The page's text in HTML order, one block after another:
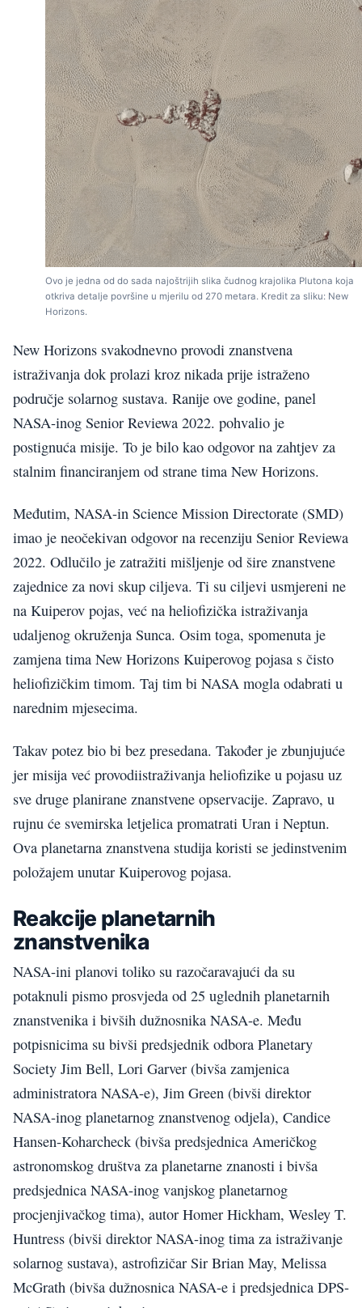
Ovo je jedna od do sada najoštrijih slika čudnog krajolika Plutona koja
otkriva detalje površine u mjerilu od 270 metara. Kredit za sliku: New
Horizons.
New Horizons svakodnevno provodi znanstvena
istraživanja dok prolazi kroz nikada prije istraženo
područje solarnog sustava. Ranije ove godine, panel
NASA-inog Senior Reviewa 2022. pohvalio je
postignuća misije. To je bilo kao odgovor na zahtjev za
stalnim financiranjem od strane tima New Horizons.
Međutim, NASA-in Science Mission Directorate (SMD)
imao je neočekivan odgovor na recenziju Senior Reviewa
2022. Odlučilo je zatražiti mišljenje od šire znanstvene
zajednice za novi skup ciljeva. Ti su ciljevi usmjereni ne
na Kuiperov pojas, već na heliofizička istraživanja
udaljenog okruženja Sunca. Osim toga, spomenuta je
zamjena tima New Horizons Kuiperovog pojasa s čisto
heliofizičkim timom. Taj tim bi NASA mogla odabrati u
narednim mjesecima.
Takav potez bio bi bez presedana. Također je zbunjujuće
jer misija već provodiistraživanja heliofizike u pojasu uz
sve druge planirane znanstvene opservacije. Zapravo, u
rujnu će svemirska letjelica promatrati Uran i Neptun.
Ova planetarna znanstvena studija koristi se jedinstvenim
položajem unutar Kuiperovog pojasa.
Reakcije planetarnih
znanstvenika
NASA-ini planovi toliko su razočaravajući da su
potaknuli pismo prosvjeda od 25 uglednih planetarnih
znanstvenika i bivših dužnosnika NASA-e. Među
potpisnicima su bivši predsjednik odbora Planetary
Society Jim Bell, Lori Garver (bivša zamjenica
administratora NASA-e), Jim Green (bivši direktor
NASA-inog planetarnog znanstvenog odjela), Candice
Hansen-Koharcheck (bivša predsjednica Američkog
astronomskog društva za planetarne znanosti i bivša
predsjednica NASA-inog vanjskog planetarnog
procjenjivačkog tima), autor Homer Hickham, Wesley T.
Huntress (bivši direktor NASA-inog tima za istraživanje
solarnog sustava), astrofizičar Sir Brian May, Melissa
McGrath (bivša dužnosnica NASA-e i predsjednica DPS-